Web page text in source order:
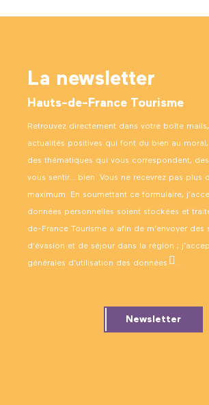
La newsletter
Hauts-de-France Tourisme
Retrouvez directement dans votre boîte
actualités positives qui font du bien au
des thématiques qui vous correspondent,
vous sentir… bien. Vous ne recevrez pas plus
maximum. En soumettant ce formulaire,
données personnelles soient stockées et
de-France Tourisme » afin de m’envoyer des
d’évasion et de séjour dans la région ;
générales d’utilisation des données .
Newsletter